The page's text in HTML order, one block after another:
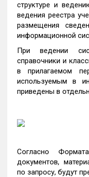
структуре и
ведения реестра
размещения
информационной
При ведении
справочники и
в прилагаемом
используемым в
приведены в
Согласно
документов,
по запросу, будут